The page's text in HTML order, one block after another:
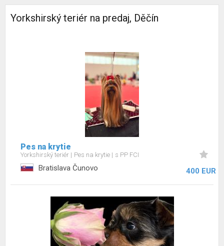
Yorkshirský teriér na predaj, Děčín
Pes na krytie
Yorkshirský teriér Pes na krytie s PP FCI
Bratislava Čunovo 400 EUR